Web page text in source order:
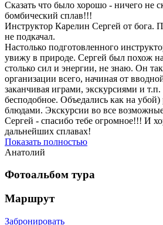
Сказать что было хорошо - ничего не
бомбический сплав!!!
Инструктор Карелин Сергей от
не подкачал.
Настолько подготовленного
увижу в природе. Сергей был похож
столько сил и энергии, не знаю. Он
организации всего, начиная от
заканчивая играми, экскурсиями и
бесподобное. Объедались как на
блюдами. Экскурсии во все
Сергей - спасибо тебе огромное!!! И
дальнейших сплавах!
Показать полностью
Анатолий
Фотоальбом тура
Маршрут
Забронировать